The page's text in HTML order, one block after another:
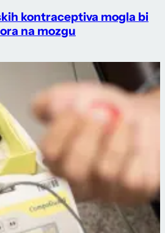
kontraceptiva mogla bi
na mozgu